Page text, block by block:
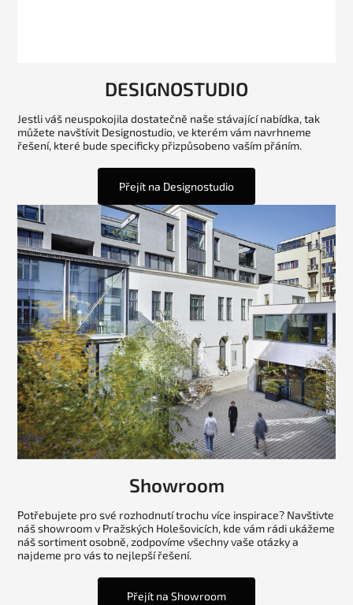
DESIGNOSTUDIO
Jestli váš neuspokojila dostatečně naše stávající nabídka, tak
můžete navštívit Designostudio, ve kterém vám navrhneme
řešení, které bude specificky přizpůsobeno vaším přáním.
Přejít na Designostudio
Showroom
Potřebujete pro své rozhodnutí trochu více inspirace? Navštivte
náš showroom v Pražských Holešovicích, kde vám rádi ukážeme
náš sortiment osobně, zodpovíme všechny vaše otázky a
najdeme pro vás to nejlepší řešení.
Přejít na Showroom